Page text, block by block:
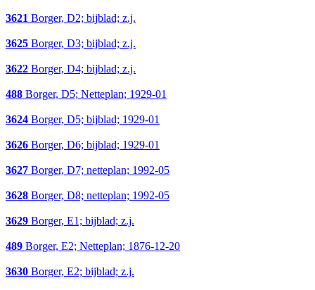
3621 Borger, D2; bijblad; z.j.
3625 Borger, D3; bijblad; z.j.
3622 Borger, D4; bijblad; z.j.
488 Borger, D5; Netteplan; 1929-01
3624 Borger, D5; bijblad; 1929-01
3626 Borger, D6; bijblad; 1929-01
3627 Borger, D7; netteplan; 1992-05
3628 Borger, D8; netteplan; 1992-05
3629 Borger, E1; bijblad; z.j.
489 Borger, E2; Netteplan; 1876-12-20
3630 Borger, E2; bijblad; z.j.